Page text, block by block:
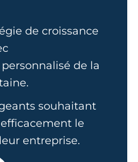
de croissance
de la
souhaitant
le
entreprise.